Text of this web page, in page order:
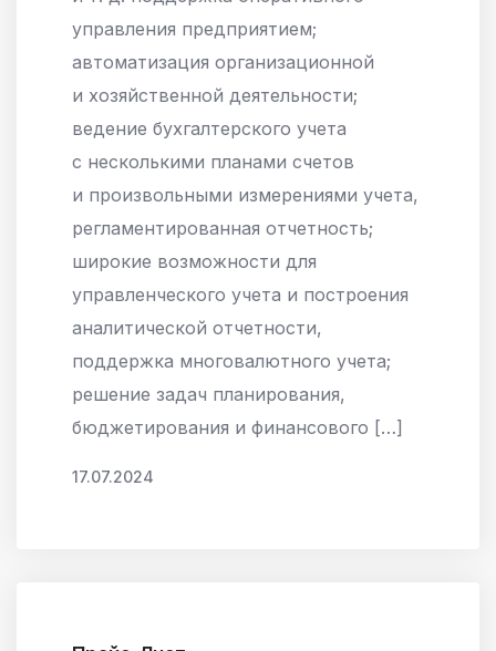
управления предприятием;
автоматизация организационной
и хозяйственной деятельности;
ведение бухгалтерского учета
с несколькими планами счетов
и произвольными измерениями учета,
регламентированная отчетность;
широкие возможности для
управленческого учета и построения
аналитической отчетности,
поддержка многовалютного учета;
решение задач планирования,
бюджетирования и финансового […]
17.07.2024